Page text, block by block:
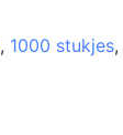
, 1000 stukjes,